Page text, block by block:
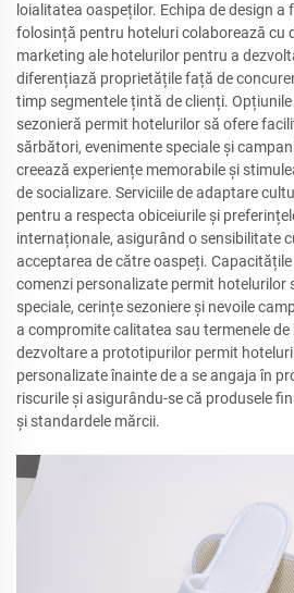
loialitatea oaspeților. Echipa de design a
folosință pentru hoteluri colaborează cu
marketing ale hotelurilor pentru a
diferențiază proprietățile față de
timp segmentele țintă de clienți.
sezonieră permit hotelurilor să ofere
sărbători, evenimente speciale și
creează experiențe memorabile și
de socializare. Serviciile de adaptare
pentru a respecta obiceiurile și
internaționale, asigurând o sensibilitate
acceptarea de către oaspeți.
comenzi personalizate permit hotelurilor
speciale, cerințe sezoniere și nevoile
a compromite calitatea sau termenele de
dezvoltare a prototipurilor permit
personalizate înainte de a se angaja în
riscurile și asigurându-se că produsele
și standardele mărcii.